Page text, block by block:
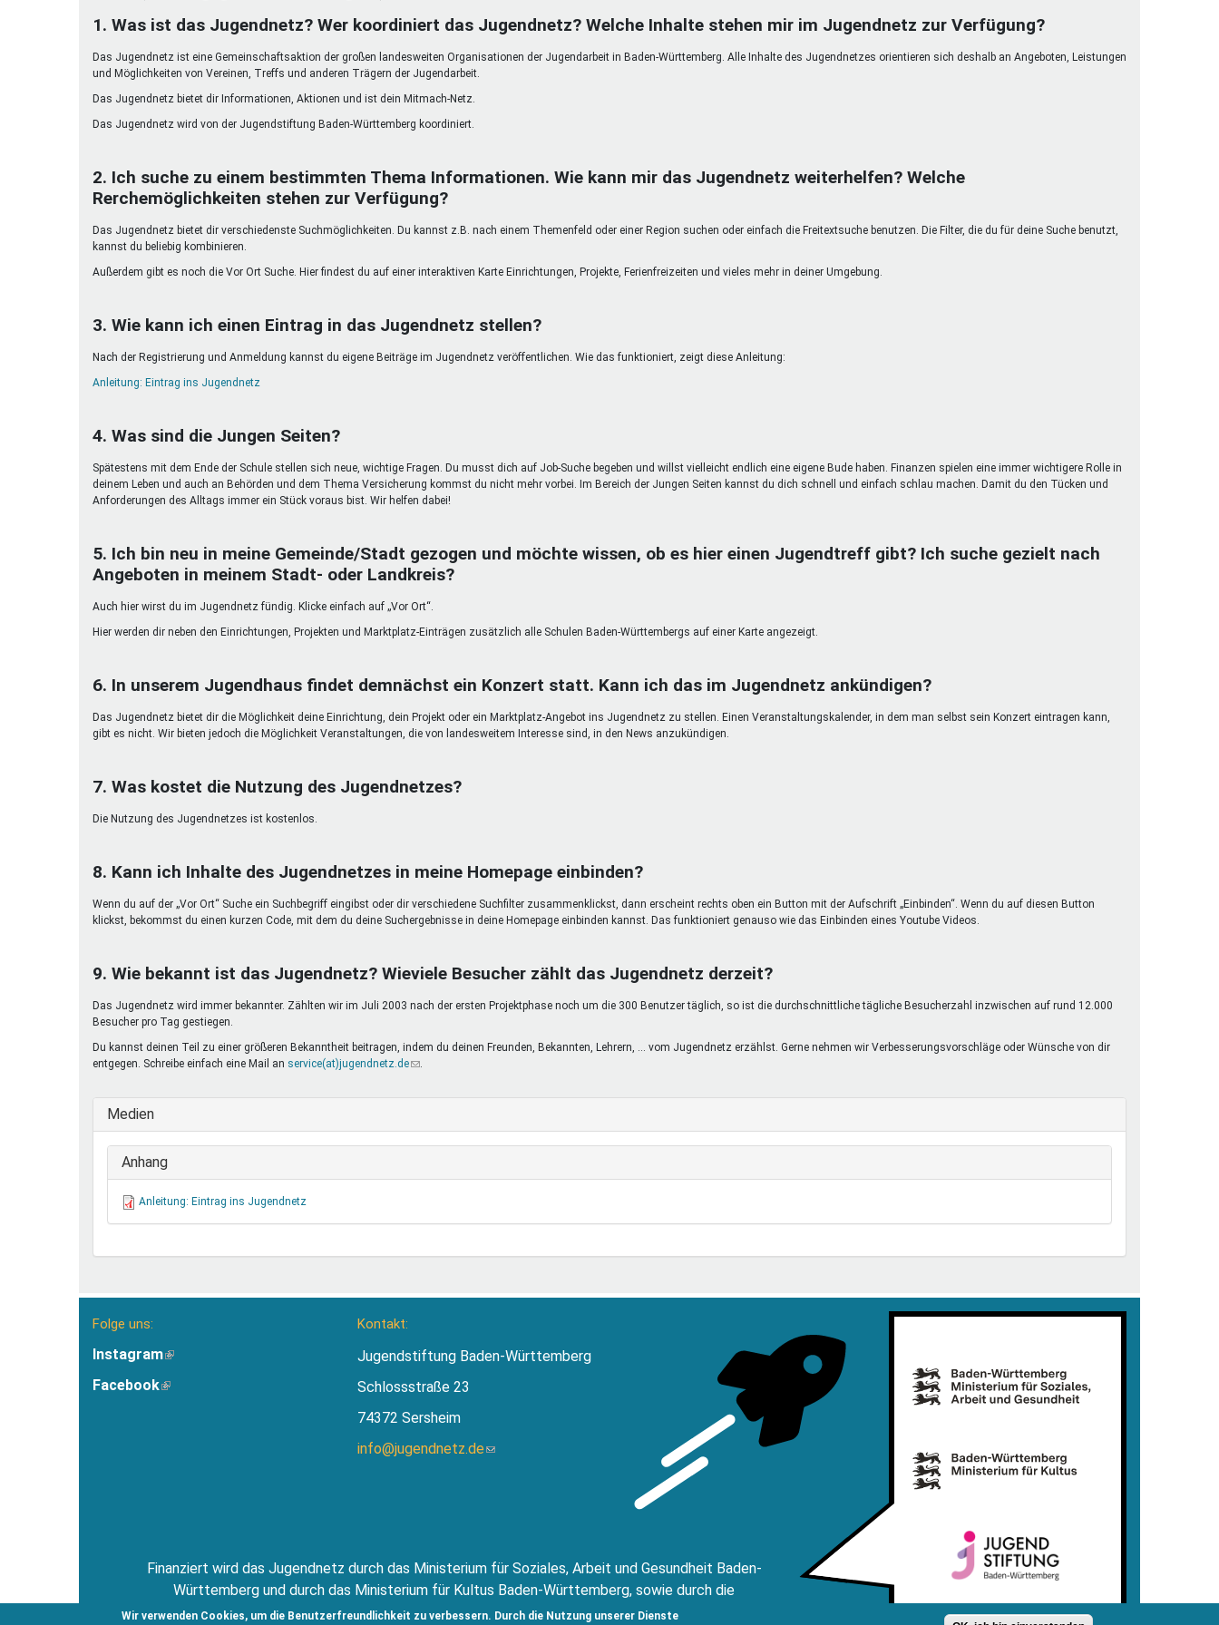
Wir verwenden Cookies, um die Benutzerfreundlichkeit zu verbessern. Durch die Nutzung unserer Dienste
Vielfaltcoach
Umweltmentoren
SMpfau (SMV)
SMV im Kultusportal
Vielfaltcoach
Jugendarbeitsnetz
1. Was ist das Jugendnetz? Wer koordiniert das Jugendnetz? Welche Inhalte stehen mir im Jugendnetz zur Verfügung?
Das Jugendnetz ist eine Gemeinschaftsaktion der großen landesweiten Organisationen der Jugendarbeit in Baden-Württemberg. Alle Inhalte des Jugendnetzes orientieren sich deshalb an Angeboten, Leistungen
und Möglichkeiten von Vereinen, Treffs und anderen Trägern der Jugendarbeit.
Das Jugendnetz bietet dir Informationen, Aktionen und ist dein Mitmach-Netz.
Das Jugendnetz wird von der Jugendstiftung Baden-Württemberg koordiniert.
2. Ich suche zu einem bestimmten Thema Informationen. Wie kann mir das Jugendnetz weiterhelfen? Welche
Rerchemöglichkeiten stehen zur Verfügung?
Das Jugendnetz bietet dir verschiedenste Suchmöglichkeiten. Du kannst z.B. nach einem Themenfeld oder einer Region suchen oder einfach die Freitextsuche benutzen. Die Filter, die du für deine Suche benutzt,
kannst du beliebig kombinieren.
Außerdem gibt es noch die Vor Ort Suche. Hier findest du auf einer interaktiven Karte Einrichtungen, Projekte, Ferienfreizeiten und vieles mehr in deiner Umgebung.
3. Wie kann ich einen Eintrag in das Jugendnetz stellen?
Nach der Registrierung und Anmeldung kannst du eigene Beiträge im Jugendnetz veröffentlichen. Wie das funktioniert, zeigt diese Anleitung:
Anleitung: Eintrag ins Jugendnetz
4. Was sind die Jungen Seiten?
Spätestens mit dem Ende der Schule stellen sich neue, wichtige Fragen. Du musst dich auf Job-Suche begeben und willst vielleicht endlich eine eigene Bude haben. Finanzen spielen eine immer wichtigere Rolle in
deinem Leben und auch an Behörden und dem Thema Versicherung kommst du nicht mehr vorbei. Im Bereich der Jungen Seiten kannst du dich schnell und einfach schlau machen. Damit du den Tücken und
Anforderungen des Alltags immer ein Stück voraus bist. Wir helfen dabei!
5. Ich bin neu in meine Gemeinde/Stadt gezogen und möchte wissen, ob es hier einen Jugendtreff gibt? Ich suche gezielt nach
Angeboten in meinem Stadt- oder Landkreis?
Auch hier wirst du im Jugendnetz fündig. Klicke einfach auf „Vor Ort“.
Hier werden dir neben den Einrichtungen, Projekten und Marktplatz-Einträgen zusätzlich alle Schulen Baden-Württembergs auf einer Karte angezeigt.
6. In unserem Jugendhaus findet demnächst ein Konzert statt. Kann ich das im Jugendnetz ankündigen?
Das Jugendnetz bietet dir die Möglichkeit deine Einrichtung, dein Projekt oder ein Marktplatz-Angebot ins Jugendnetz zu stellen. Einen Veranstaltungskalender, in dem man selbst sein Konzert eintragen kann,
gibt es nicht. Wir bieten jedoch die Möglichkeit Veranstaltungen, die von landesweitem Interesse sind, in den News anzukündigen.
7. Was kostet die Nutzung des Jugendnetzes?
Die Nutzung des Jugendnetzes ist kostenlos.
8. Kann ich Inhalte des Jugendnetzes in meine Homepage einbinden?
Wenn du auf der „Vor Ort“ Suche ein Suchbegriff eingibst oder dir verschiedene Suchfilter zusammenklickst, dann erscheint rechts oben ein Button mit der Aufschrift „Einbinden“. Wenn du auf diesen Button
klickst, bekommst du einen kurzen Code, mit dem du deine Suchergebnisse in deine Homepage einbinden kannst. Das funktioniert genauso wie das Einbinden eines Youtube Videos.
9. Wie bekannt ist das Jugendnetz? Wieviele Besucher zählt das Jugendnetz derzeit?
Das Jugendnetz wird immer bekannter. Zählten wir im Juli 2003 nach der ersten Projektphase noch um die 300 Benutzer täglich, so ist die durchschnittliche tägliche Besucherzahl inzwischen auf rund 12.000
Besucher pro Tag gestiegen.
Du kannst deinen Teil zu einer größeren Bekanntheit beitragen, indem du deinen Freunden, Bekannten, Lehrern, ... vom Jugendnetz erzählst. Gerne nehmen wir Verbesserungsvorschläge oder Wünsche von dir
entgegen. Schreibe einfach eine Mail an service(at)jugendnetz.de(Link
E-
.
Medien
Anhang
Anleitung: Eintrag ins Jugendnetz
Folge uns:
Instagram(Link
extern)
Facebook(Link
Kontakt:
Jugendstiftung Baden-Württemberg
Schlossstraße 23
74372 Sersheim
info@jugendnetz.de(Link
Finanziert wird das Jugendnetz durch das Ministerium für Soziales, Arbeit und Gesundheit Baden-
Württemberg und durch das Ministerium für Kultus Baden-Württemberg, sowie durch die
Jugendstiftung Baden Württemberg.